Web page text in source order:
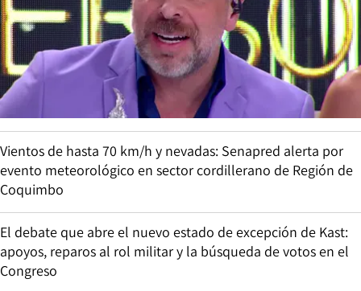
Vientos de hasta 70 km/h y nevadas: Senapred alerta por
evento meteorológico en sector cordillerano de Región de
Coquimbo
El debate que abre el nuevo estado de excepción de Kast:
apoyos, reparos al rol militar y la búsqueda de votos en el
Congreso